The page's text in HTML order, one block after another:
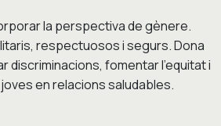
la perspectiva de gènere.
respectuosos i segurs. Dona
discriminacions, fomentar l'equitat i
en relacions saludables.